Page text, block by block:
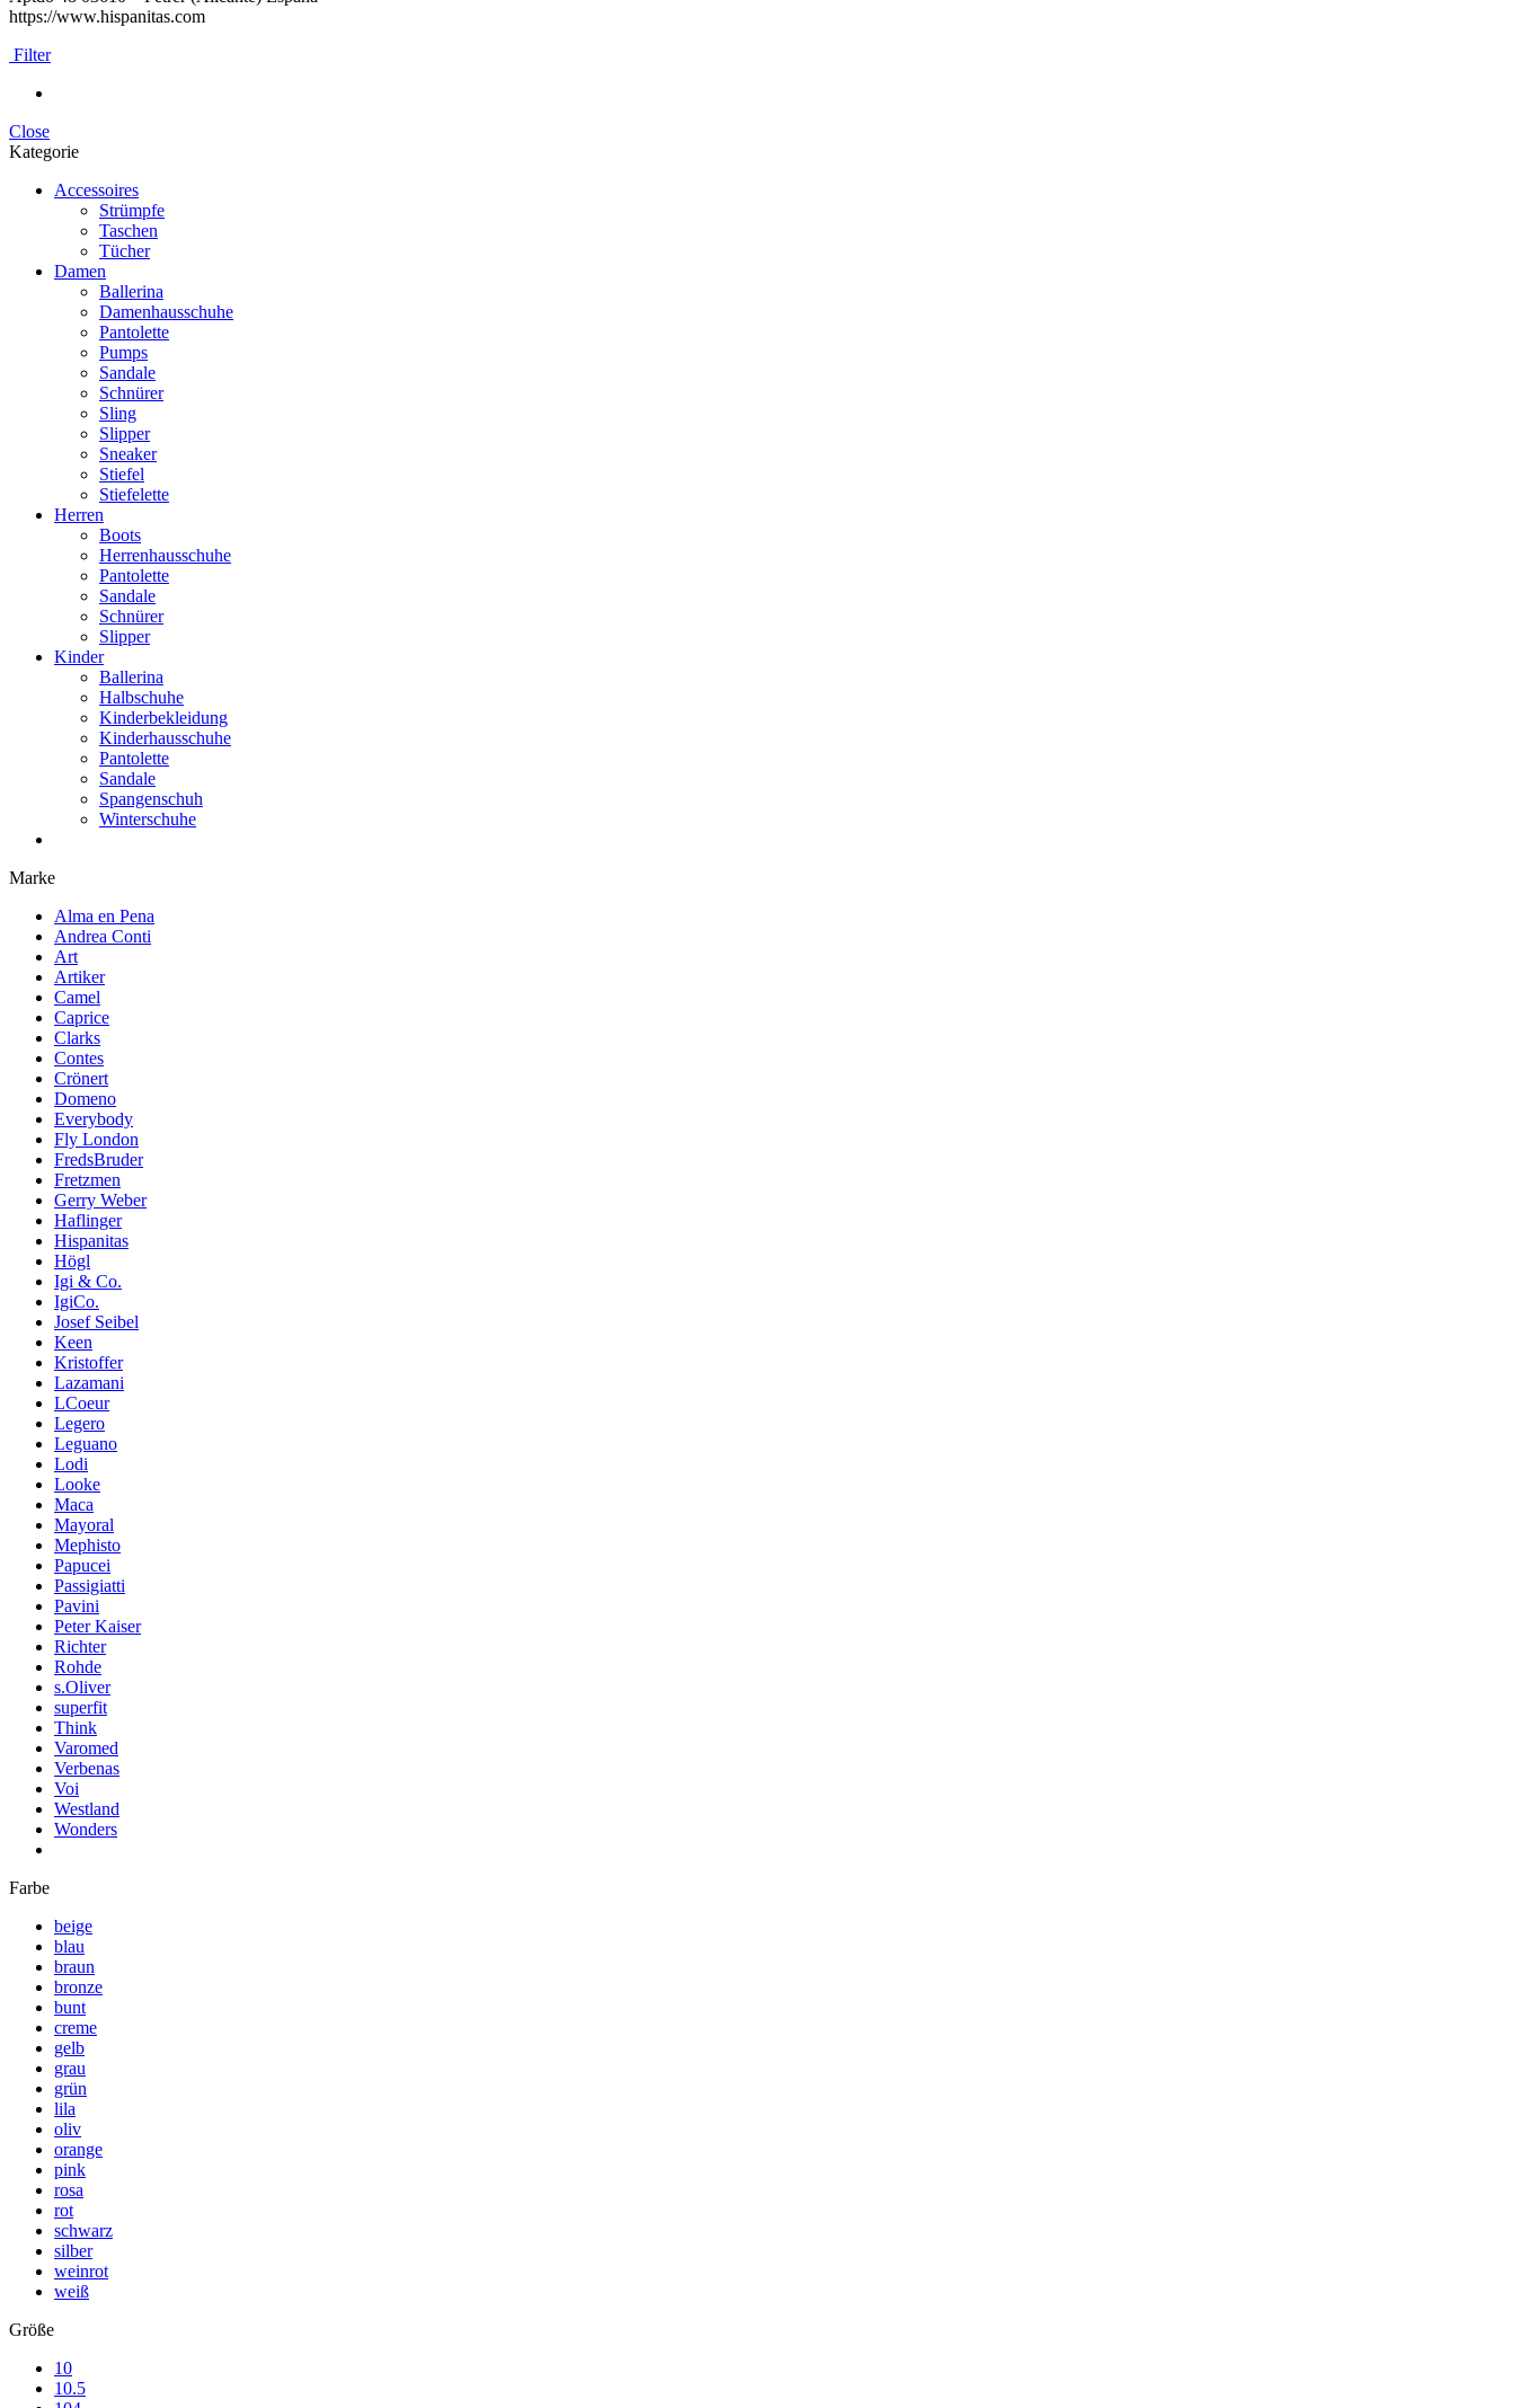
https://www.hispanitas.com
Filter
Close
Kategorie
Accessoires
Strümpfe
Taschen
Tücher
Damen
Ballerina
Damenhausschuhe
Pantolette
Pumps
Sandale
Schnürer
Sling
Slipper
Sneaker
Stiefel
Stiefelette
Herren
Boots
Herrenhausschuhe
Pantolette
Sandale
Schnürer
Slipper
Kinder
Ballerina
Halbschuhe
Kinderbekleidung
Kinderhausschuhe
Pantolette
Sandale
Spangenschuh
Winterschuhe
Marke
Alma en Pena
Andrea Conti
Art
Artiker
Camel
Caprice
Clarks
Contes
Crönert
Domeno
Everybody
Fly London
FredsBruder
Fretzmen
Gerry Weber
Haflinger
Hispanitas
Högl
Igi & Co.
IgiCo.
Josef Seibel
Keen
Kristoffer
Lazamani
LCoeur
Legero
Leguano
Lodi
Looke
Maca
Mayoral
Mephisto
Papucei
Passigiatti
Pavini
Peter Kaiser
Richter
Rohde
s.Oliver
superfit
Think
Varomed
Verbenas
Voi
Westland
Wonders
Farbe
beige
blau
braun
bronze
bunt
creme
gelb
grau
grün
lila
oliv
orange
pink
rosa
rot
schwarz
silber
weinrot
weiß
Größe
10
10.5